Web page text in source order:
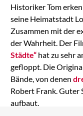
Historiker Tom
seine Heimatstadt
Zusammen mit der
der Wahrheit. Der
Städte“hat zu sehr
gefloppt. Die
Bände, von denen
Robert Frank. Guter
aufbaut.